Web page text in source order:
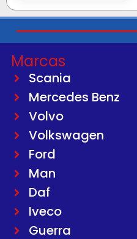
Marcas
Scania
Mercedes Benz
Volvo
Volkswagen
Ford
Man
Daf
Iveco
Guerra